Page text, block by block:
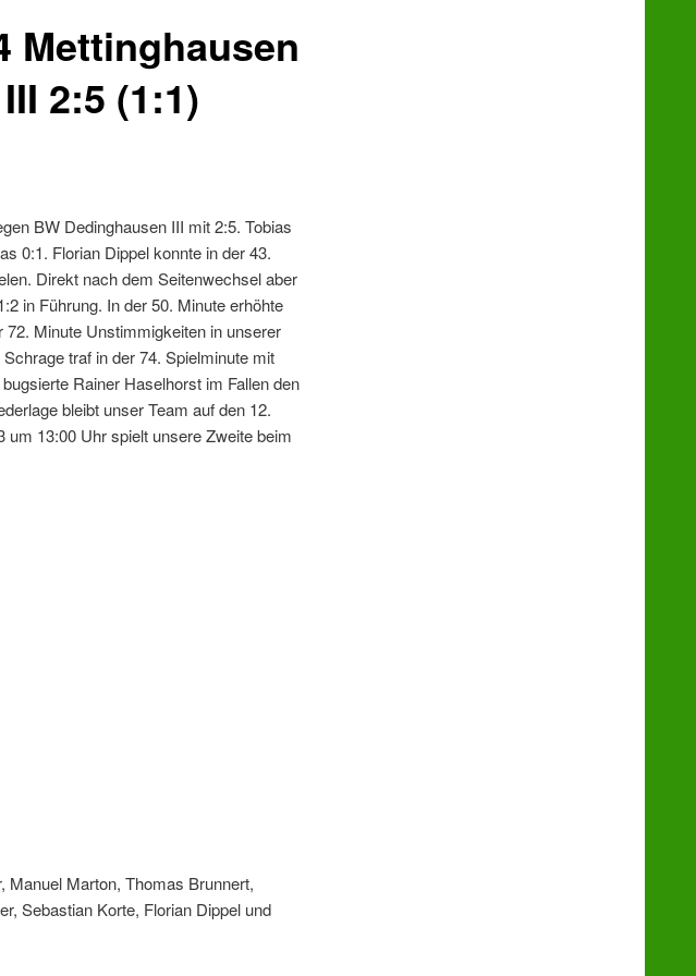
Mettinghausen
2:5 (1:1)
BW Dedinghausen III mit 2:5. Tobias
0:1. Florian Dippel konnte in der 43.
Direkt nach dem Seitenwechsel aber
in Führung. In der 50. Minute erhöhte
Minute Unstimmigkeiten in unserer
traf in der 74. Spielminute mit
Rainer Haselhorst im Fallen den
bleibt unser Team auf den 12.
13:00 Uhr spielt unsere Zweite beim
Manuel Marton, Thomas Brunnert,
Sebastian Korte, Florian Dippel und